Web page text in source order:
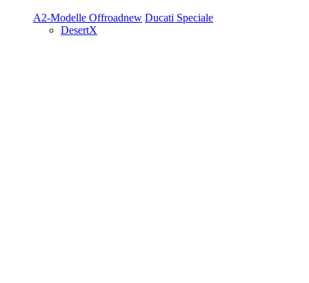
A2-Modelle Offroadnew Ducati Speciale
DesertX